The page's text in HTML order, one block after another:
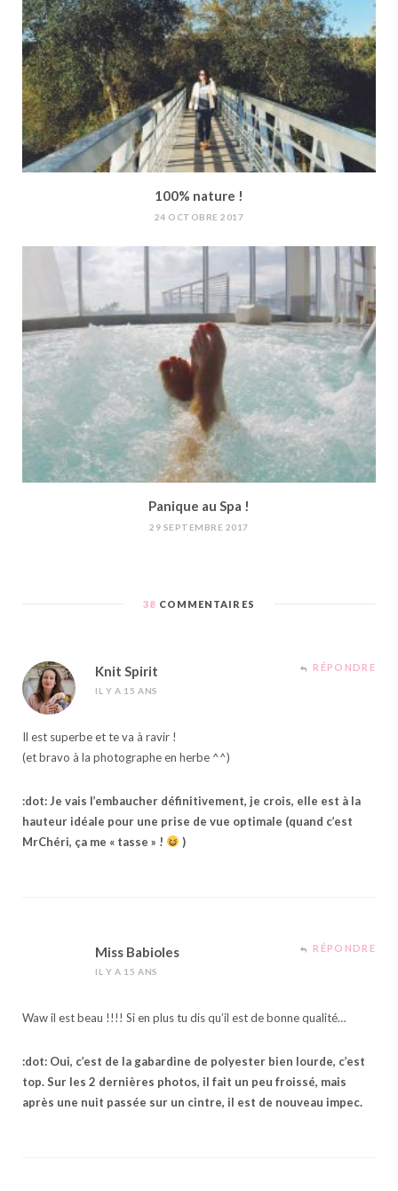
100% nature !
24 OCTOBRE 2017
Panique au Spa !
29 SEPTEMBRE 2017
38 COMMENTAIRES
Knit Spirit
IL Y A 15 ANS
RÉPONDRE
Il est superbe et te va à ravir !
(et bravo à la photographe en herbe ^^)
:dot: Je vais l’embaucher définitivement, je crois, elle est à la
hauteur idéale pour une prise de vue optimale (quand c’est
MrChéri, ça me « tasse » !
)
Miss Babioles
IL Y A 15 ANS
RÉPONDRE
Waw il est beau !!!! Si en plus tu dis qu’il est de bonne qualité…
:dot: Oui, c’est de la gabardine de polyester bien lourde, c’est
top. Sur les 2 dernières photos, il fait un peu froissé, mais
après une nuit passée sur un cintre, il est de nouveau impec.